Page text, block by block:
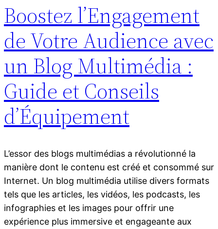
Boostez l’Engagement
de Votre Audience avec
un Blog Multimédia :
Guide et Conseils
d’Équipement
L’essor des blogs multimédias a révolutionné la
manière dont le contenu est créé et consommé sur
Internet. Un blog multimédia utilise divers formats
tels que les articles, les vidéos, les podcasts, les
infographies et les images pour offrir une
expérience plus immersive et engageante aux